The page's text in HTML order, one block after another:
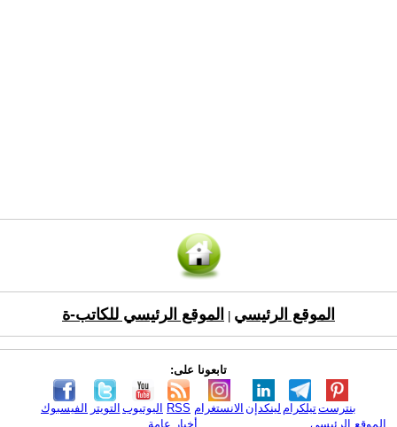
الموقع الرئيسي الموقع الرئيسي للكاتب-ة
تابعونا على:
الفيسبوك التويتر اليوتيوب RSS الانستغرام لينكدإن تيلكرامبنترست
الموقع الرئيسي
أخبار عامة